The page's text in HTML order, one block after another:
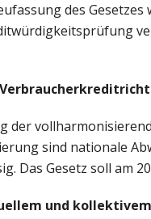
des
der
sind nationale
Das Gesetz soll am
und